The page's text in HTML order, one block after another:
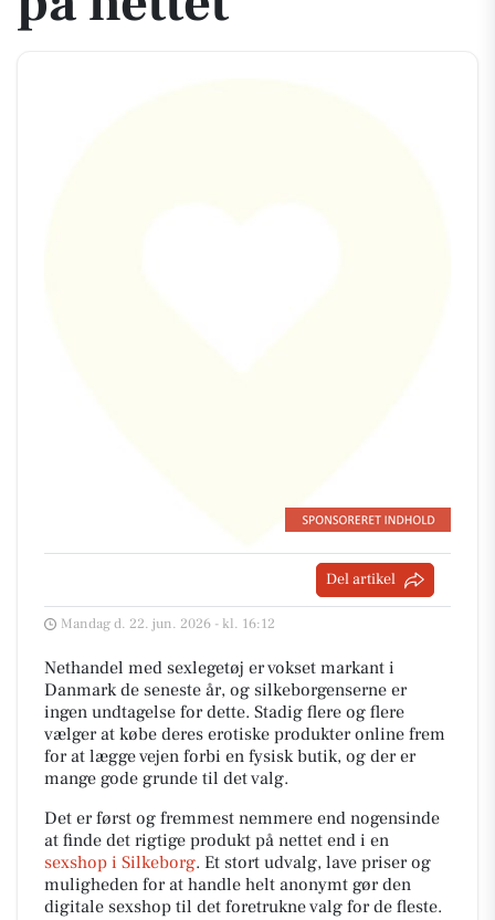
Del artikel
Mandag d. 22. jun. 2026 - kl. 16:12
Nethandel med sexlegetøj er vokset markant i
Danmark de seneste år, og silkeborgenserne er
ingen undtagelse for dette. Stadig flere og flere
vælger at købe deres erotiske produkter online frem
for at lægge vejen forbi en fysisk butik, og der er
mange gode grunde til det valg.
Det er først og fremmest nemmere end nogensinde
at finde det rigtige produkt på nettet end i en
sexshop i Silkeborg. Et stort udvalg, lave priser og
muligheden for at handle helt anonymt gør den
digitale sexshop til det foretrukne valg for de fleste.